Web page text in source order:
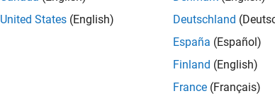
United States (English)
Deutschland
España (Español)
Finland (English)
France (Français)